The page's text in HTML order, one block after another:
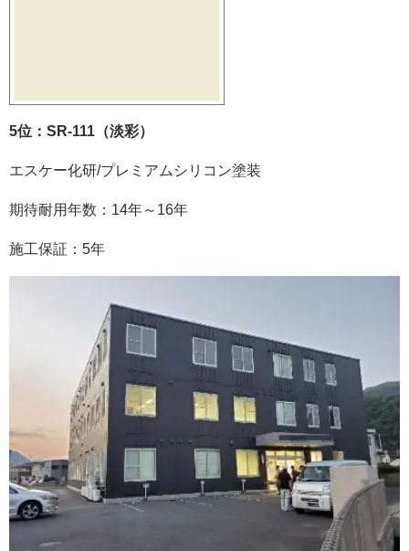
5位：SR-111（淡彩）
エスケー化研/プレミアムシリコン塗装
期待耐用年数： 14年～ 16年
施工保証： 5年